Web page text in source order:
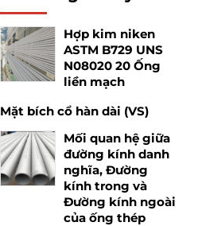
Hợp kim niken
ASTM B729 UNS
N08020 20 Ống
liền mạch
Mặt bích cổ hàn dài (VS)
Mối quan hệ giữa
đường kính danh
nghĩa, Đường
kính trong và
Đường kính ngoài
của ống thép